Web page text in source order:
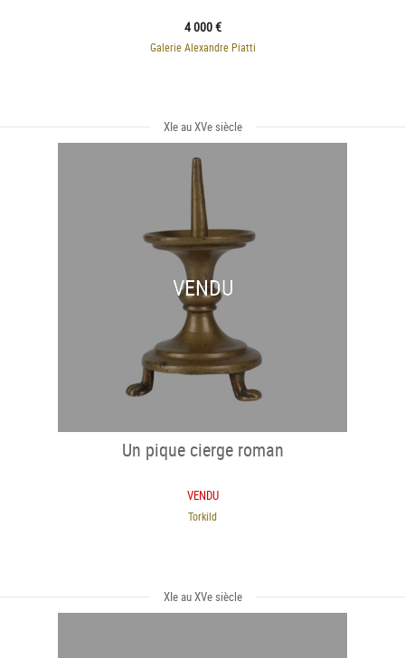
4 000 €
Galerie Alexandre Piatti
XIe au XVe siècle
VENDU
Un pique cierge roman
VENDU
Torkild
XIe au XVe siècle